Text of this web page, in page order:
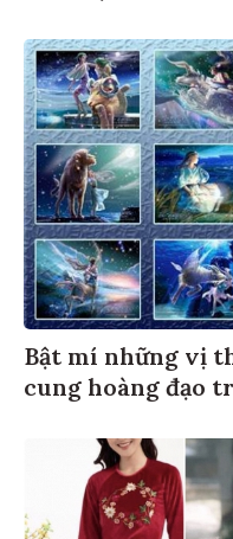
Bật mí những vị
cung hoàng đạo